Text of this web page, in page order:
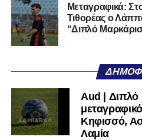
Αν η Λαμία συνεχίσει να
χρειαστεί κανείς άλλος να το
Όταν αποφασίσει να
πολύ μικρή.
Ακολουθήστε το lamiara.gr
μαθαίνετε πρώτοι τα
υπόλοιπο κόσμο. Ακολουθήστε
Μεταγραφικά:
Τιθορέας ο
“Διπλό
Aud |
Κηφισσό,
Λαμία